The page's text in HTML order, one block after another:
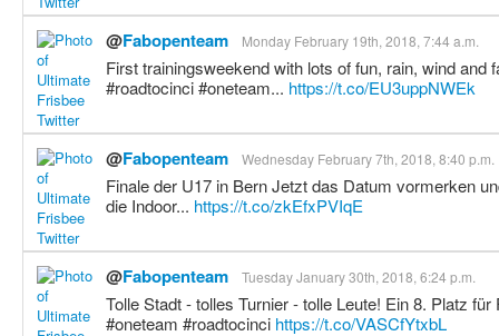
@Fabopenteam Monday February 19th, 2018, 7:44 a.m.
First trainingsweekend with lots of fun, rain, wind and
#roadtocinci #oneteam... https://t.co/EU3uppNWEk
@Fabopenteam Wednesday February 7th, 2018, 8:40 p.m.
Finale der U17 in Bern Jetzt das Datum vormerken
die Indoor... https://t.co/zkEfxPVIqE
@Fabopenteam Tuesday January 30th, 2018, 6:24 p.m.
Tolle Stadt - tolles Turnier - tolle Leute! Ein 8. Platz
#oneteam #roadtocinci https://t.co/VASCfYtxbL